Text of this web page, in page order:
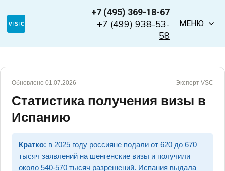
+7 (495) 369-18-67
+7 (499) 938-53-
58
МЕНЮ
Обновлено 01.07.2026 Эксперт VSC
Статистика получения визы в
Испанию
Кратко: в 2025 году россияне подали от 620 до 670
тысяч заявлений на шенгенские визы и получили
около 540-570 тысяч разрешений. Испания выдала